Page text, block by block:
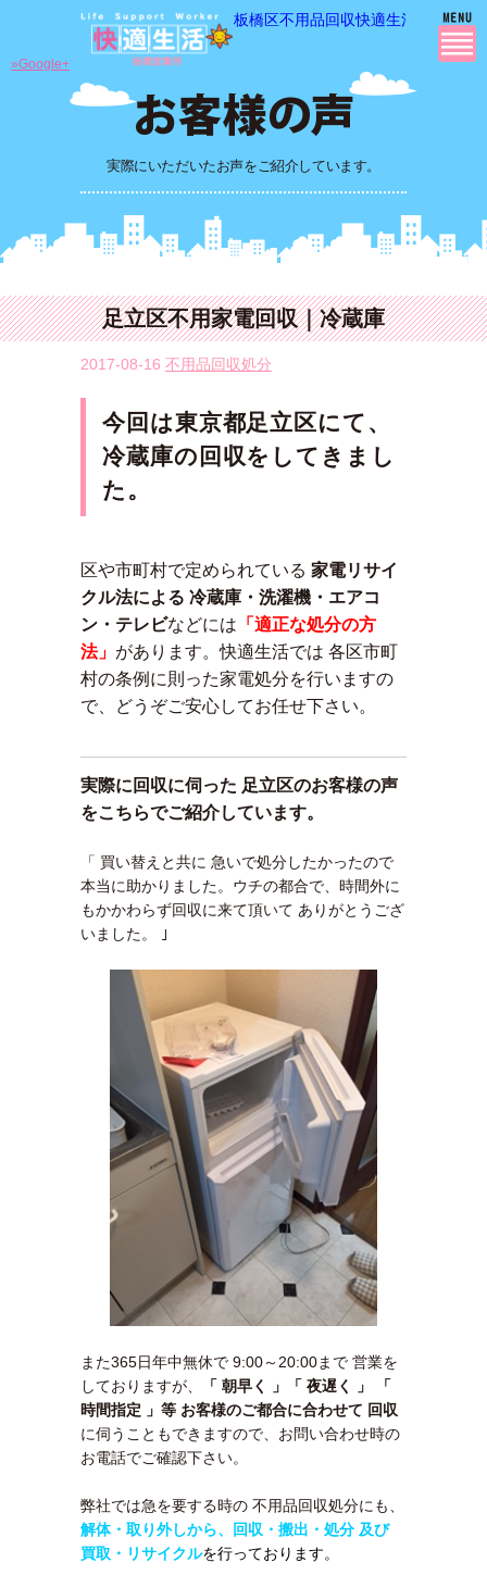
板橋区不用品回収快適生活の 不用
実際にいただいたお声をご紹介しています。
»Google+
足立区不用家電回収｜冷蔵庫
2017-08-16 不用品回収処分
今回は東京都足立区にて、
冷蔵庫の 回収をしてきま し
た。
区や市町村で定められている 家電リサイ
クル法による 冷蔵庫・洗濯機・エアコ
ン・テレビなどには 「適正な処分の方
法」 があります。快適生活では 各区市町
村の条例に則った家電処分を行いますの
で、どうぞご安心してお任せ下さい。
実際に回収に伺った 足立区のお客様の声
をこちらでご紹介しています。
「 買い替えと共に 急いで処分したかったので
本当に助かりました。ウチの都合で、時間外に
もかかわらず回収に来て頂いて ありがとうござ
いました。 ｣
また365日年中無休で 9:00～20:00まで 営業を
しておりますが、
「 朝早く 」「 夜遅く 」 「
時間指定 」等 お客様のご都合に合わせて 回収
に伺うこともできますので、お問い合わせ時の
お電話でご確認下さい。
弊社では急を要する時の 不用品回収処分にも、
解体・取り外しから、回収・搬出・処分 及び
買取・リサイクルを行っております。